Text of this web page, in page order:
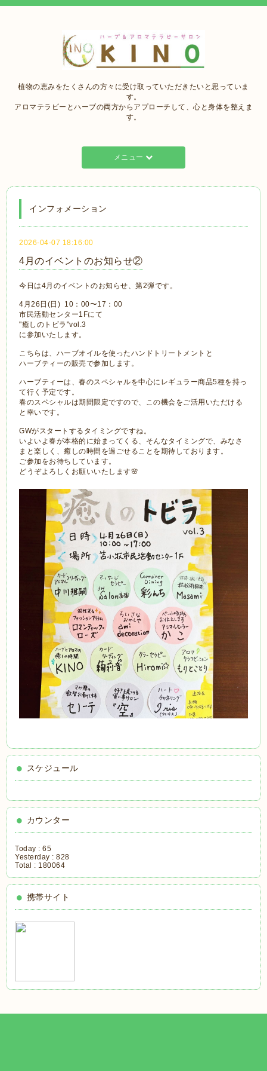
植物の恵みをたくさんの方々に受け取っていただきたいと思っていま
す。
アロマテラピーとハーブの両方からアプローチして、心と身体を整えま
す。
メニュー
インフォメーション
2026-04-07 18:16:00
4月のイベントのお知らせ②
今日は4月のイベントのお知らせ、第2弾です。
4月26日(日) 10：00〜17：00
市民活動センター1Fにて
"癒しのトビラ"vol.3
に参加いたします。
こちらは、ハーブオイルを使ったハンドトリートメントと
ハーブティーの販売で参加します。
ハーブティーは、春のスペシャルを中心にレギュラー商品5種を持っ
て行く予定です。
春のスペシャルは期間限定ですので、この機会をご活用いただける
と幸いです。
GWがスタートするタイミングですね。
いよいよ春が本格的に始まってくる、そんなタイミングで、みなさ
まと楽しく、癒しの時間を過ごせることを期待しております。
ご参加をお待ちしています。
どうぞよろしくお願いいたします🌸
スケジュール
カウンター
Today :65
Yesterday :828
Total : 180064
携帯サイト